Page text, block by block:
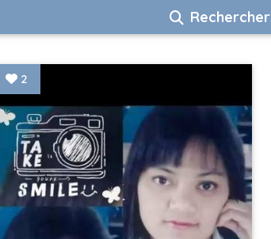
Rechercher
2